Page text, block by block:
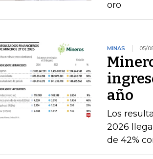
oro
MINAS 05/
año
Los
2026
de 42%